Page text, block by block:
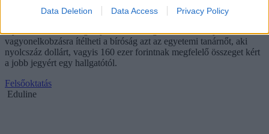
Data Deletion Data Access Privacy Policy
mert csúszópénzt fogadott el
Nyolctól tizenkét évig terjedő szabadságvesztésre és teljes
vagyonelkobzásra ítélheti a bíróság azt az egyetemi tanárnőt, aki
nyolcszáz dollárt, vagyis 160 ezer forintnak megfelelő összeget kért
a jobb jegyért egy hallgatótól.
Felsőoktatás
Eduline